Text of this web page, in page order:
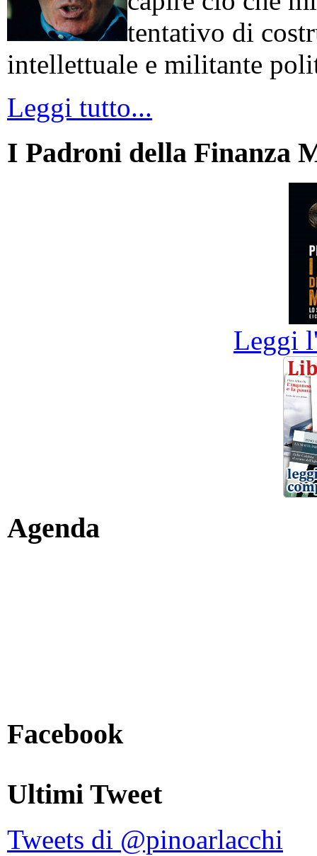
tentativo di
intellettuale e militante
Leggi tutto...
I Padroni della Finanza
Leggi
Agenda
Facebook
Ultimi Tweet
Tweets di @pinoarlacchi